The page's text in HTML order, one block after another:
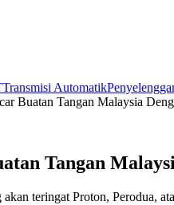
Transmisi Automatik
Buatan Tangan Malaysia
Tangan
akan teringat Proton,